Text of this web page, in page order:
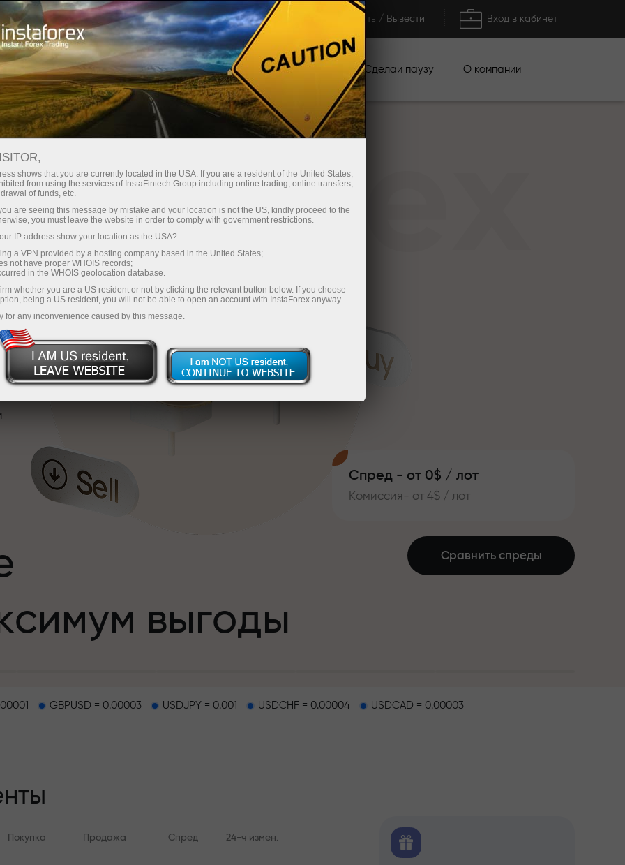
Открыть торговый счёт Торговые платформы Пополнить / Вывести Вход в кабинет
Инвесторам Партнерам Промоакции Сделай паузу О компании
Спред - от 0$ / лот
Комиссия- от 4$ / лот
выгоды
на трассе
Сравнить спреды
GBPUSD = 0.00003 USDJPY = 0.001 USDCHF = 0.00004 USDCAD = 0.00003
Покупка Продажа Спред 24-ч измен.
shows that you are currently located in the USA. If you are a resident of the United States,
from using the services of InstaFintech Group including online trading, online transfers,
of funds, etc.
are seeing this message by mistake and your location is not the US, kindly proceed to the
you must leave the website in order to comply with government restrictions.
IP address show your location as the USA?
a VPN provided by a hosting company based in the United States;
not have proper WHOIS records;
in the WHOIS geolocation database.
whether you are a US resident or not by clicking the relevant button below. If you choose
being a US resident, you will not be able to open an account with InstaForex anyway.
for any inconvenience caused by this message.